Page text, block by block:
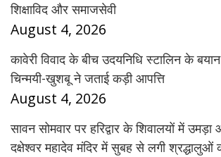
शिक्षाविद और समाजसेवी
August 4, 2026
कावेरी विवाद के बीच उदयनिधि स्टालिन के
चिन्मयी-खुशबू ने जताई कड़ी आपत्ति
August 4, 2026
सावन सोमवार पर हरिद्वार के शिवालयों में
दक्षेश्वर महादेव मंदिर में सुबह से लगी श्रद्धालुओं